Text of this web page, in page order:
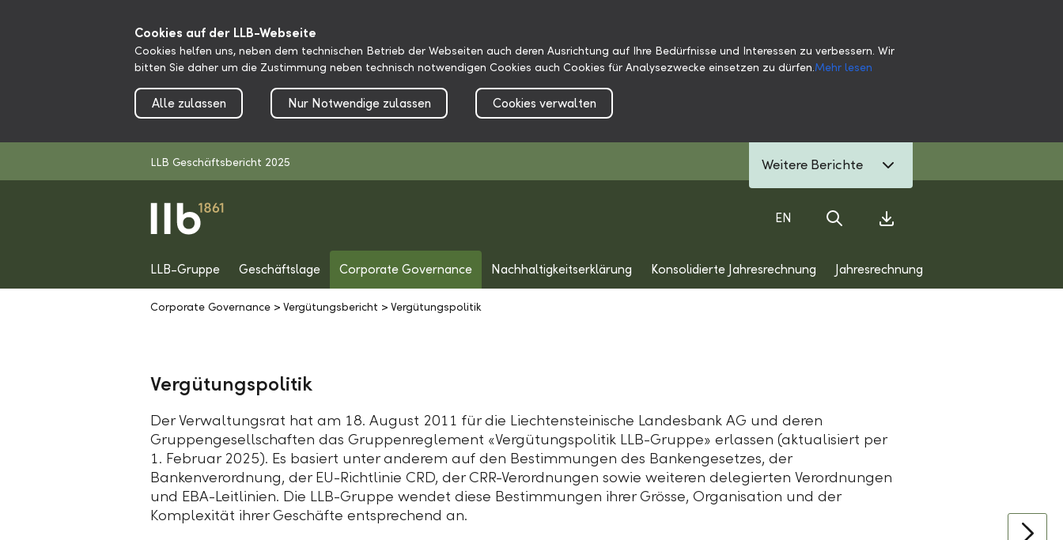
Cookies auf der LLB-Webseite
Cookies helfen uns, neben dem technischen Betrieb der Webseiten auch deren Ausrichtung auf Ihre Bedürfnisse und Interessen zu verbessern. Wir
bitten Sie daher um die Zustimmung neben technisch notwendigen Cookies auch Cookies für Analysezwecke einsetzen zu dürfen.Mehr lesen
Alle zulassen Nur Notwendige zulassen Cookies verwalten
LLB Geschäftsbericht 2025 Weitere Berichte
EN
LLB-Gruppe Geschäftslage Corporate Governance Nachhaltigkeitserklärung Konsolidierte Jahresrechnung Jahresrechnung
Corporate Governance > Vergütungsbericht > Vergütungspolitik
Vergütungspolitik
Der Verwaltungsrat hat am 18. August 2011 für die Liechtensteinische Landesbank AG und deren
Gruppengesellschaften das Gruppenreglement «Vergütungspolitik LLB-Gruppe» erlassen (aktualisiert per
1. Februar 2025). Es basiert unter anderem auf den Bestimmungen des Bankengesetzes, der
Bankenverordnung, der EU-Richtlinie CRD, der CRR-Verordnungen sowie weiteren delegierten Verordnungen
und EBA-Leitlinien. Die LLB-Gruppe wendet diese Bestimmungen ihrer Grösse, Organisation und der
Komplexität ihrer Geschäfte entsprechend an.